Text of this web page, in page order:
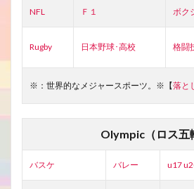
NFL Ｆ１ ボク
Rugby 日本野球･高校 格闘
※：世界的なメジャースポーツ。※【落と
Olympic（ロス五
バスケ バレー u17